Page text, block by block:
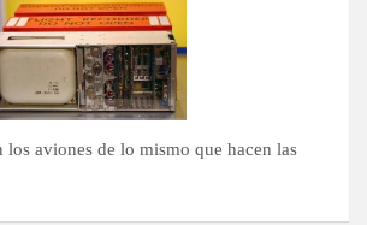
los aviones de lo mismo que hacen las